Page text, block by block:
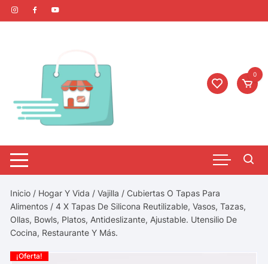
0
Inicio / Hogar Y Vida /Vajilla / Cubiertas O Tapas Para
Alimentos / 4 X Tapas De Silicona Reutilizable, Vasos, Tazas,
Ollas, Bowls, Platos, Antideslizante, Ajustable. Utensilio De
Cocina, Restaurante Y Más.
¡Oferta!